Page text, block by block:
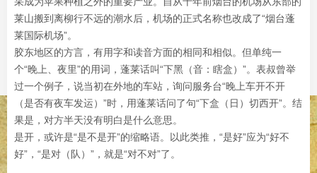
莱山搬到离柳行不远的潮水后，机场的正式名称也改成了“烟台蓬
莱国际机场”。
胶东地区的方言，有用字和读音方面的相同和相似。但单纯一
个“晚上、夜里”的用词，蓬莱话叫“下黑（音：瞎盒）”。表叔曾举
过一个例子，说当初在外地的车站，询问服务台“晚上车开不开
（是否有夜车发运）”时，用蓬莱话问了句“下盒（日）切西开”。结
果是，对方半天没有明白是什么意思。
是开，或许是“是不是开”的缩略语。以此类推，“是好”应为“好不
好”，“是对（队）”，就是“对不对”了。